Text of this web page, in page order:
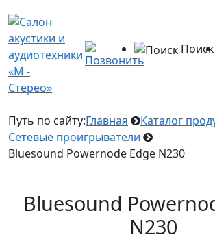
Поиск
Путь по сайту:Главная
Каталог
Сетевые проигрыватели
Bluesound Powernode Edge N230
Bluesound
N230